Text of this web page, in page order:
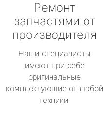
Ремонт
запчастями от
производителя
Наши специалисты
имеют при себе
оригинальные
комплектующие от любой
техники.